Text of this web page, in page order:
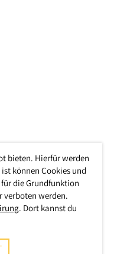
bieten. Hierfür werden
können Cookies und
die Grundfunktion
verboten werden.
. Dort kannst du